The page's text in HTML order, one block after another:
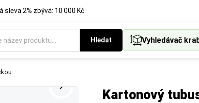
sleva 2% zbývá: 10 000 Kč
Hledat Vyhledávač
Kartonový
která nejlépe vyhovuje vašemu způsobu balení a
standardních formátů.